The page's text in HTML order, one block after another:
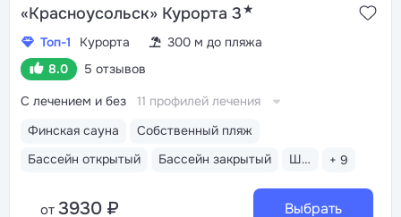
«Красноусольск» Курорта 3★
Топ-1 Курорта
300 м до пляжа
8.0
5 отзывов
Финская сауна
Собственный пляж
Бассейн открытый
Бассейн закрытый Шведский стол + 9
С лечением и без 11 профилей лечения
от 3930 ₽ Выбрать